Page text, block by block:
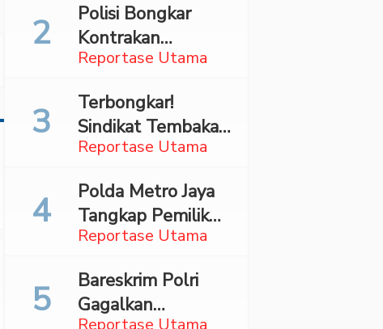
Madina Ditangkap
Bareskrim
Reportase Utama
Polisi Bongkar
Kontrakan
Penyimpan 27,96
Reportase Utama
Terbongkar!
Sindikat Tembakau
Sintetis Bermodus
di Jaksel
Reportase Utama
Polda Metro Jaya
Tangkap Pemilik
Akun TikTok
Hoaks Ajakan
Demo Turunkan
Reportase Utama
Bareskrim Polri
Gagalkan